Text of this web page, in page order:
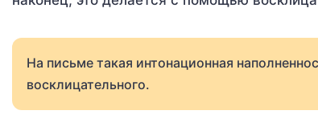
На письме такая интонационная
восклицательного.